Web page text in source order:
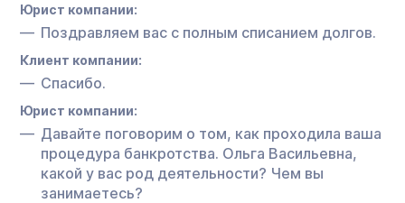
Юрист компании:
Поздравляем вас с полным списанием долгов.
Клиент компании:
Спасибо.
Юрист компании:
Давайте поговорим о том, как проходила ваша
процедура банкротства. Ольга Васильевна,
какой у вас род деятельности? Чем вы
занимаетесь?